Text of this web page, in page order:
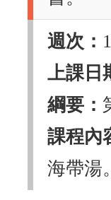
週次：
上課日
綱要：
課程內
海帶湯。